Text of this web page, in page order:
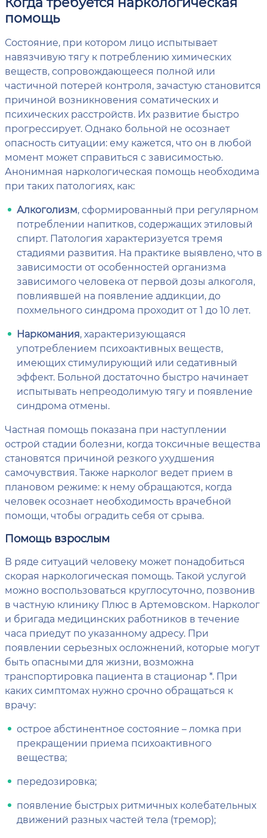
помощь
Состояние, при котором лицо испытывает
навязчивую тягу к потреблению химических
веществ, сопровождающееся полной или
частичной потерей контроля, зачастую становится
причиной возникновения соматических и
психических расстройств. Их развитие быстро
прогрессирует. Однако больной не осознает
опасность ситуации: ему кажется, что он в любой
момент может справиться с зависимостью.
Анонимная наркологическая помощь необходима
при таких патологиях, как:
Алкоголизм, сформированный при регулярном
потреблении напитков, содержащих этиловый
спирт. Патология характеризуется тремя
стадиями развития. На практике выявлено, что в
зависимости от особенностей организма
зависимого человека от первой дозы алкоголя,
повлиявшей на появление аддикции, до
похмельного синдрома проходит от 1 до 10 лет.
Наркомания, характеризующаяся
употреблением психоактивных веществ,
имеющих стимулирующий или седативный
эффект. Больной достаточно быстро начинает
испытывать непреодолимую тягу и появление
синдрома отмены.
Частная помощь показана при наступлении
острой стадии болезни, когда токсичные вещества
становятся причиной резкого ухудшения
самочувствия. Также нарколог ведет прием в
плановом режиме: к нему обращаются, когда
человек осознает необходимость врачебной
помощи, чтобы оградить себя от срыва.
Помощь взрослым
В ряде ситуаций человеку может понадобиться
скорая наркологическая помощь. Такой услугой
можно воспользоваться круглосуточно, позвонив
в частную клинику Плюс в Артемовском. Нарколог
и бригада медицинских работников в течение
часа приедут по указанному адресу. При
появлении серьезных осложнений, которые могут
быть опасными для жизни, возможна
транспортировка пациента в стационар *. При
каких симптомах нужно срочно обращаться к
врачу:
острое абстинентное состояние – ломка при
прекращении приема психоактивного
вещества;
передозировка;
появление быстрых ритмичных колебательных
движений разных частей тела (тремор);